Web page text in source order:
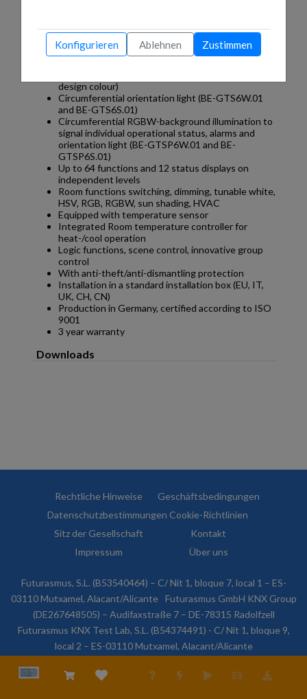
of room functions
Elegant and detailed design, combining black glass
and brushed aluminium
design colour)
Circumferential orientation light (BE-GTS6W.01
and BE-GTS6S.01)
Circumferential RGBW-background illumination to
signal individual operational status, alarms and
orientation light (BE-GTSP6W.01 and BE-
GTSP6S.01)
Up to 64 functions and 12 status displays on
independent levels
Room functions switching, dimming, tunable white,
HSV, RGB, RGBW, sun shading, HVAC
Equipped with temperature sensor
Integrated Room temperature controller for
heat-/cool operation
Logic functions, scene control, innovative group
control
With anti-theft/anti-dismantling protection
Installation in a standard installation box (EU, IT,
UK, CH, CN)
Production in Germany, certified according to ISO
9001
3 year warranty
Downloads
Rechtliche Hinweise
Geschäftsbedingungen
Datenschutzbestimmungen Cookie-Richtlinien
Sitz der Gesellschaft
Kontakt
Impressum
Über uns
Futurasmus, S.L. (B53540464) – C/ Nit 1, bloque 7, local 1 – ES-
03110 Mutxamel, Alacant/Alicante
Futurasmus GmbH KNX Group
(DE267648505) – Audifaxstraße 7 – DE-78315 Radolfzell
Futurasmus KNX Test Lab, S.L. (B54374491) - C/ Nit 1, bloque 9,
local 2 – ES-03110 Mutxamel, Alacant/Alicante
© 2026 Futurasmus, S.L. Alle Rechte vorbehalten.
Konfigurieren Ablehnen Zustimmen